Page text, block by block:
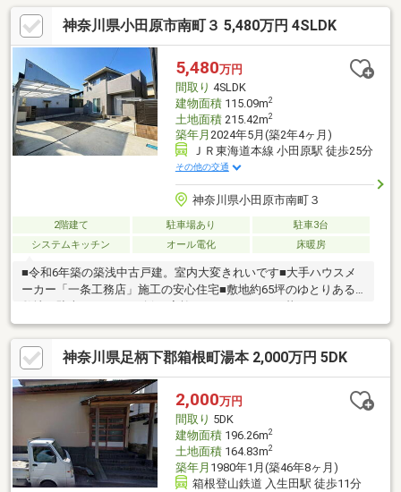
ください◆新築・中古・土地・注文住宅・セミオーダー・建売住
宅のまで幅広くご提案可能です。住宅ローンや相続など、不動産
に関するご相談もワンストップでサポートいたします！気になる
物件や住まい探しに関することなど、どんな小さなことでもお気
軽にご相談ください♪TEL 0465-20-8001 または 090-4548-0879（中
村）
神奈川県小田原市南町３ 5,480万円 4SLDK
5,480万円
間取り 4SLDK
建物面積115.09m2
土地面積215.42m2
築年月 2024年5月(築2年4ヶ月)
ＪＲ東海道本線 小田原駅 徒歩25分
その他の交通
神奈川県小田原市南町３
2階建て 駐車場あり
駐車3台
システムキッチン
オール電化 床暖房
■令和6年築の築浅中古戸建。室内大変きれいです■大手ハウスメ
ーカー「一条工務店」施工の安心住宅■敷地約65坪のゆとりある
の使いやすい間取り■南向きの窓からたっぷり陽光が差し込む明
るいリビング■人気の三の丸小エリアで子育て世帯にも安心■落ち
着いた住宅街「小田原市南町」の住みやすい環境■スーパー・コ
ンビニなど生活施設も整った便利な立地
神奈川県足柄下郡箱根町湯本 2,000万円 5DK
2,000万円
間取り 5DK
建物面積196.26m2
土地面積164.83m2
築年月 1980年1月(築46年8ヶ月)
箱根登山鉄道 入生田駅 徒歩11分